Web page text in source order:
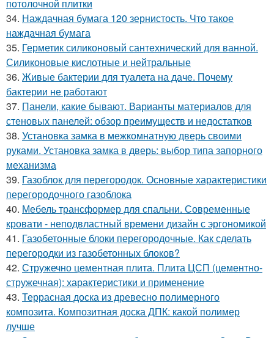
потолочной плитки
34. Наждачная бумага 120 зернистость. Что такое
наждачная бумага
35. Герметик силиконовый сантехнический для ванной.
Силиконовые кислотные и нейтральные
36. Живые бактерии для туалета на даче. Почему
бактерии не работают
37. Панели, какие бывают. Варианты материалов для
стеновых панелей: обзор преимуществ и недостатков
38. Установка замка в межкомнатную дверь своими
руками. Установка замка в дверь: выбор типа запорного
механизма
39. Газоблок для перегородок. Основные характеристики
перегородочного газоблока
40. Мебель трансформер для спальни. Современные
кровати - неподвластный времени дизайн с эргономикой
41. Газобетонные блоки перегородочные. Как сделать
перегородки из газобетонных блоков?
42. Стружечно цементная плита. Плита ЦСП (цементно-
стружечная): характеристики и применение
43. Террасная доска из древесно полимерного
композита. Композитная доска ДПК: какой полимер
лучше